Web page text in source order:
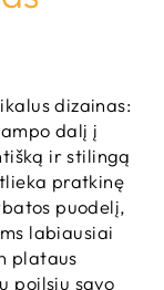
dizainas:
dalį į
ir stilingą
pratkinę
puodelį,
labiausiai
plataus
poilsiu savo